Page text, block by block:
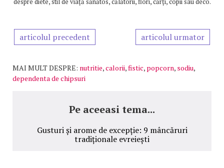
articolul precedent articolul urmator
MAI MULT DESPRE: nutritie,calorii,fistic, popcorn, sodiu,
dependenta de chipsuri
Pe aceeasi tema...
Gusturi și arome de excepție: 9 mâncăruri
tradiționale evreiești